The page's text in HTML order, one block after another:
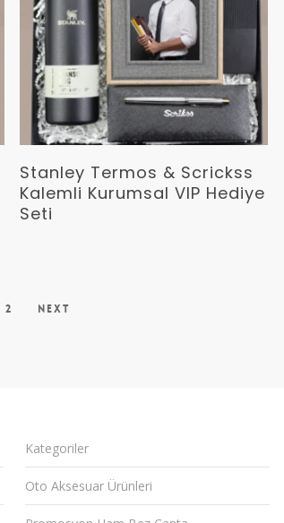
Devamını Oku
Stanley Termos & Scrickss
Kalemli Kurumsal VIP Hediye
Seti
2 Next
Kategoriler
Oto Aksesuar Ürünleri